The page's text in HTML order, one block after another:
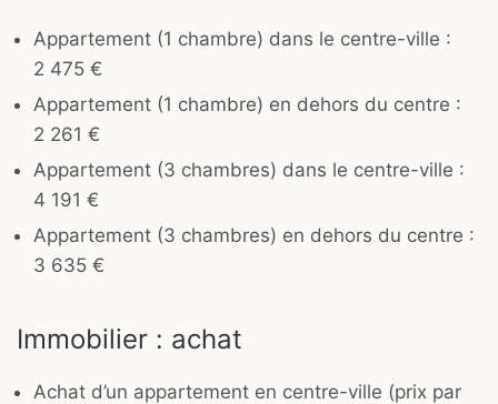
Appartement (1 chambre) dans le centre-ville :
2 475 €
Appartement (1 chambre) en dehors du centre :
2 261 €
Appartement (3 chambres) dans le centre-ville :
4 191 €
Appartement (3 chambres) en dehors du centre :
3 635 €
Immobilier : achat
Achat d’un appartement en centre-ville (prix par